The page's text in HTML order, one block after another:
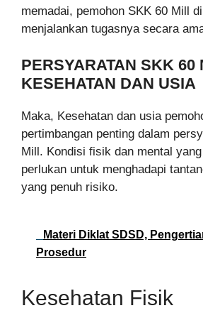
memadai, pemohon SKK 60 Mill
menjalankan tugasnya secara
PERSYARATAN SKK 60
KESEHATAN DAN USIA
Maka, Kesehatan dan usia
pertimbangan penting dalam
Mill. Kondisi fisik dan mental
perlukan untuk menghadapi
yang penuh risiko.
Materi Diklat SDSD,
Prosedur
Kesehatan Fisik